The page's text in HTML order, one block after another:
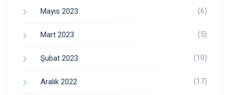
Mayıs 2023 (6)
Mart 2023 (5)
Şubat 2023 (10)
Aralık 2022 (17)